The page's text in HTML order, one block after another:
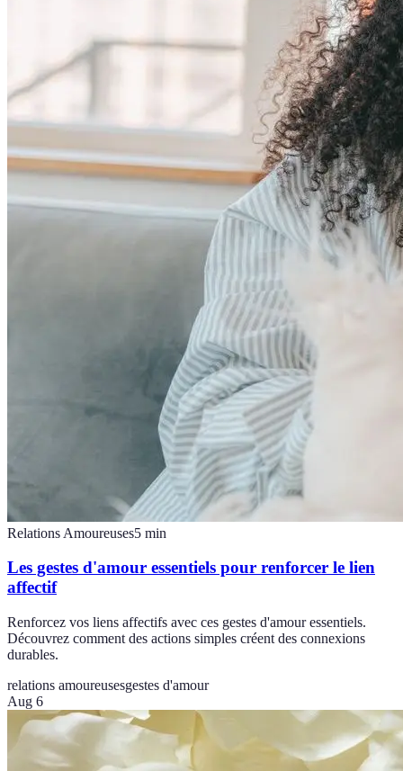
Relations Amoureuses5 min
Les gestes d'amour essentiels pour renforcer le lien
affectif
Renforcez vos liens affectifs avec ces gestes d'amour essentiels.
Découvrez comment des actions simples créent des connexions
durables.
relations amoureusesgestes d'amour
Aug 6